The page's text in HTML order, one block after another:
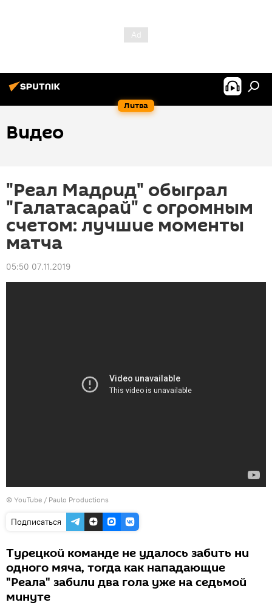
Литва
Видео
"Реал Мадрид" обыграл
"Галатасарай" с огромным
счетом: лучшие моменты
матча
05:50 07.11.2019
© YouTube / Paulo Productions
Подписаться
Турецкой команде не удалось забить ни
одного мяча, тогда как нападающие
"Реала" забили два гола уже на седьмой
минуте